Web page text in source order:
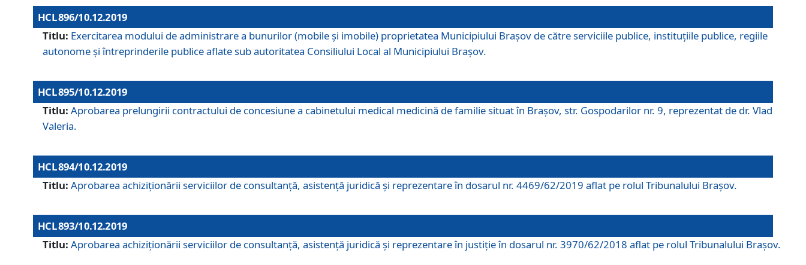
HCL 896/10.12.2019
Titlu: Exercitarea modului de administrare a bunurilor (mobile și imobile) proprietatea Municipiului Brașov de către serviciile publice, instituțiile publice, regiile
autonome și întreprinderile publice aflate sub autoritatea Consiliului Local al Municipiului Brașov.
HCL 895/10.12.2019
Titlu: Aprobarea prelungirii contractului de concesiune a cabinetului medical medicină de familie situat în Braşov, str. Gospodarilor nr. 9, reprezentat de dr. Vlad
Valeria.
HCL 894/10.12.2019
Titlu: Aprobarea achiziţionării serviciilor de consultanţă, asistenţă juridică şi reprezentare în dosarul nr. 4469/62/2019 aflat pe rolul Tribunalului Braşov.
HCL 893/10.12.2019
Titlu: Aprobarea achiziţionării serviciilor de consultanţă, asistenţă juridică şi reprezentare în justiţie în dosarul nr. 3970/62/2018 aflat pe rolul Tribunalului Braşov.